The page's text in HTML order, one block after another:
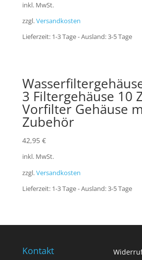
inkl. MwSt.
zzgl.Versandkosten
Lieferzeit: 1-3 Tage - Ausland: 3-5 Tage
3 Filtergehäuse 10
Vorfilter Gehäuse
Zubehör
42,95 €
inkl. MwSt.
zzgl.Versandkosten
Lieferzeit: 1-3 Tage - Ausland: 3-5 Tage
Kontakt